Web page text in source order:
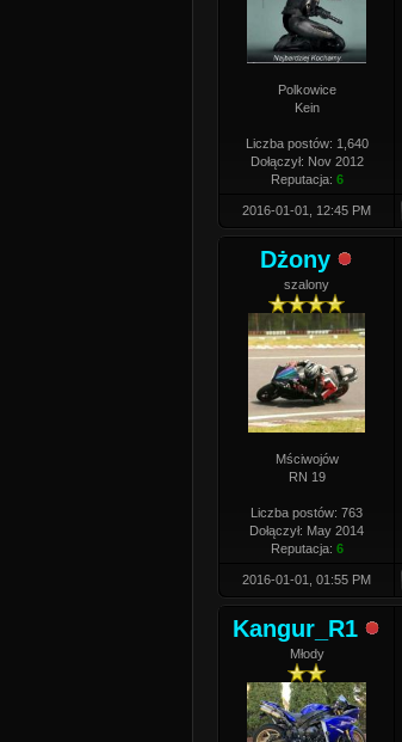
Polkowice
Kein
Liczba postów: 1,640
Dołączył: Nov 2012
Reputacja: 6
2016-01-01, 12:45 PM
Dżony
szalony
Mściwojów
RN 19
Liczba postów: 763
Dołączył: May 2014
Reputacja: 6
2016-01-01, 01:55 PM
Kangur_R1
Młody